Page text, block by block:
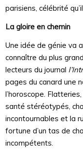
parisiens, célébrité
La gloire en chemin
Une idée de génie va
connaître du plus
lecteurs du journal
pages du canard une
l’horoscope.
santé stéréotypés,
incontournables et la
fortune d’un tas de
incompétents.